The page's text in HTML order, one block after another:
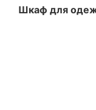
Шкаф для